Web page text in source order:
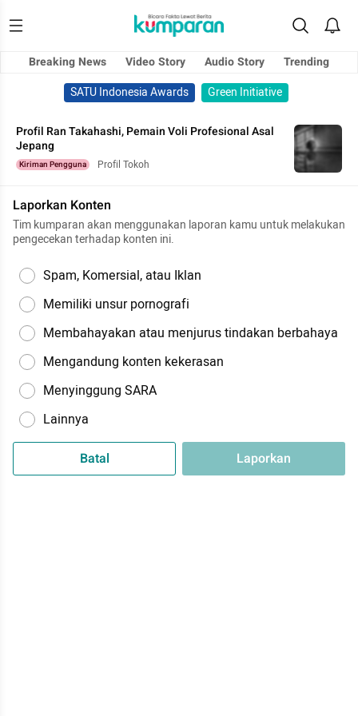
Breaking News Video Story Audio Story
Trending
SATU Indonesia Awards
Green Initiative
Profil Ran Takahashi, Pemain Voli Profesional Asal
Jepang
Kiriman Pengguna Profil Tokoh
Laporkan Konten
Tim kumparan akan menggunakan laporan kamu untuk melakukan
pengecekan terhadap konten ini.
Spam, Komersial, atau Iklan
Memiliki unsur pornografi
Membahayakan atau menjurus tindakan berbahaya
Mengandung konten kekerasan
Menyinggung SARA
Lainnya
Batal Laporkan